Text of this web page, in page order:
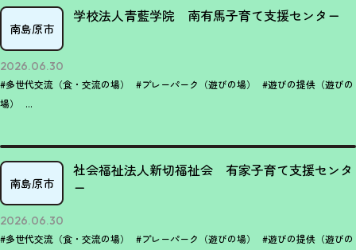
南島原市
学校法人青藍学院 南有馬子育て支援センター
2026.06.30
#多世代交流（食・交流の場） #プレーパーク（遊びの場）
#遊びの提供（遊びの
場）
...
南島原市
社会福祉法人新切福祉会 有家子育て支援センタ
ー
2026.06.30
#多世代交流（食・交流の場） #プレーパーク（遊びの場）
#遊びの提供（遊びの